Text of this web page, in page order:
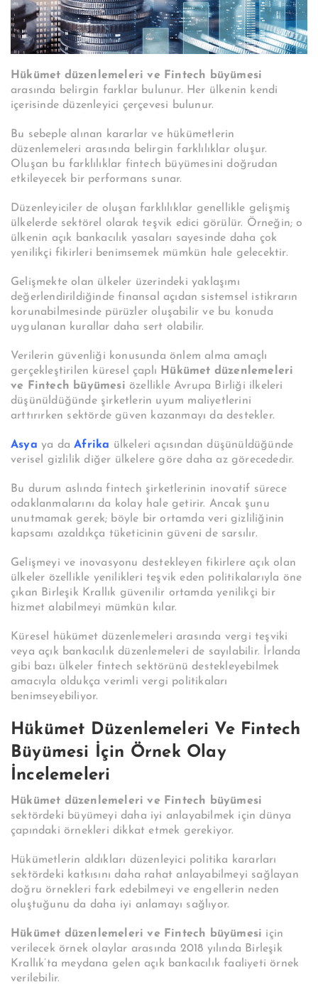
Hükümet düzenlemeleri ve Fintech büyümesi
arasında belirgin farklar bulunur. Her ülkenin kendi
içerisinde düzenleyici çerçevesi bulunur.
Bu sebeple alınan kararlar ve hükümetlerin
düzenlemeleri arasında belirgin farklılıklar oluşur.
Oluşan bu farklılıklar fintech büyümesini doğrudan
etkileyecek bir performans sunar.
Düzenleyiciler de oluşan farklılıklar genellikle gelişmiş
ülkelerde sektörel olarak teşvik edici görülür. Örneğin; o
ülkenin açık bankacılık yasaları sayesinde daha çok
yenilikçi fikirleri benimsemek mümkün hale gelecektir.
Gelişmekte olan ülkeler üzerindeki yaklaşımı
değerlendirildiğinde finansal açıdan sistemsel istikrarın
korunabilmesinde pürüzler oluşabilir ve bu konuda
uygulanan kurallar daha sert olabilir.
Verilerin güvenliği konusunda önlem alma amaçlı
gerçekleştirilen küresel çaplı
Hükümet düzenlemeleri
ve Fintech büyümesi özellikle Avrupa Birliği ilkeleri
düşünüldüğünde şirketlerin uyum maliyetlerini
arttırırken sektörde güven kazanmayı da destekler.
Asya ya daAfrika ülkeleri açısından düşünüldüğünde
verisel gizlilik diğer ülkelere göre daha az görecededir.
Bu durum aslında fintech şirketlerinin inovatif sürece
odaklanmalarını da kolay hale getirir. Ancak şunu
unutmamak gerek; böyle bir ortamda veri gizliliğinin
kapsamı azaldıkça tüketicinin güveni de sarsılır.
Gelişmeyi ve inovasyonu destekleyen fikirlere açık olan
ülkeler özellikle yenilikleri teşvik eden politikalarıyla öne
çıkan Birleşik Krallık güvenilir ortamda yenilikçi bir
hizmet alabilmeyi mümkün kılar.
Küresel hükümet düzenlemeleri arasında vergi teşviki
veya açık bankacılık düzenlemeleri de sayılabilir. İrlanda
gibi bazı ülkeler fintech sektörünü destekleyebilmek
amacıyla oldukça verimli vergi politikaları
benimseyebiliyor.
Hükümet Düzenlemeleri Ve Fintech
Büyümesi İçin Örnek Olay
İncelemeleri
Hükümet düzenlemeleri ve Fintech büyümesi
sektördeki büyümeyi daha iyi anlayabilmek için dünya
çapındaki örnekleri dikkat etmek gerekiyor.
Hükümetlerin aldıkları düzenleyici politika kararları
sektördeki katkısını daha rahat anlayabilmeyi sağlayan
doğru örnekleri fark edebilmeyi ve engellerin neden
oluştuğunu da daha iyi anlamayı sağlıyor.
Hükümet düzenlemeleri ve Fintech büyümesi için
verilecek örnek olaylar arasında 2018 yılında Birleşik
Krallık’ta meydana gelen açık bankacılık faaliyeti örnek
verilebilir.